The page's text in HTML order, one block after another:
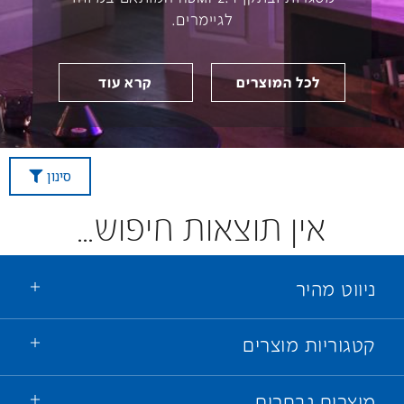
לגיימרים.
לכל המוצרים קרא עוד
סינון
אין תוצאות חיפוש...
ניווט מהיר
קטגוריות מוצרים